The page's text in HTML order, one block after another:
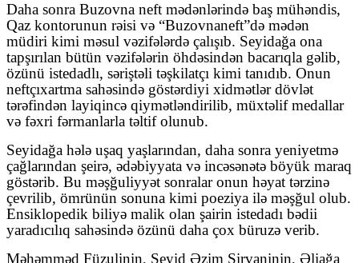
Daha sonra Buzovna neft mədənlərində baş mühəndis,
Qaz kontorunun rəisi və “Buzovnaneft”də mədən
müdiri kimi məsul vəzifələrdə çalışıb. Seyidağa ona
tapşırılan bütün vəzifələrin öhdəsindən bacarıqla gəlib,
özünü istedadlı, səriştəli təşkilatçı kimi tanıdıb. Onun
neftçıxartma sahəsində göstərdiyi xidmətlər dövlət
tərəfindən layiqincə qiymətləndirilib, müxtəlif medallar
və fəxri fərmanlarla təltif olunub.
Seyidağa hələ uşaq yaşlarından, daha sonra yeniyetmə
çağlarından şeirə, ədəbiyyata və incəsənətə böyük maraq
göstərib. Bu məşğuliyyət sonralar onun həyat tərzinə
çevrilib, ömrünün sonuna kimi poeziya ilə məşğul olub.
Ensiklopedik biliyə malik olan şairin istedadı bədii
yaradıcılıq sahəsində özünü daha çox büruzə verib.
Məhəmməd Füzulinin, Seyid Əzim Şirvaninin, Əliağa